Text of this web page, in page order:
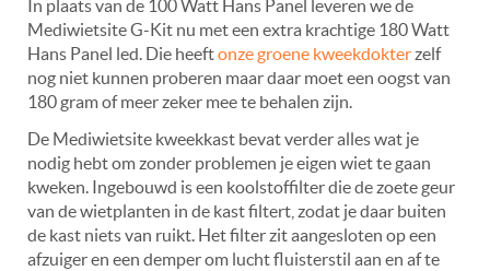
In plaats van de 100 Watt Hans Panel leveren we de
Mediwietsite G-Kit nu met een extra krachtige 180 Watt
Hans Panel led. Die heeftonze groene kweekdokterzelf
nog niet kunnen proberen maar daar moet een oogst van
180 gram of meer zeker mee te behalen zijn.
De Mediwietsite kweekkast bevat verder alles wat je
nodig hebt om zonder problemen je eigen wiet te gaan
kweken. Ingebouwd is een koolstoffilter die de zoete geur
van de wietplanten in de kast filtert, zodat je daar buiten
de kast niets van ruikt. Het filter zit aangesloten op een
afzuiger en een demper om lucht fluisterstil aan en af te